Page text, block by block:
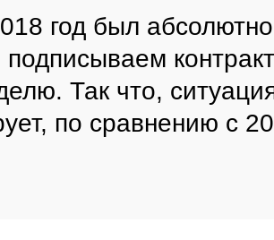
год был
Так что,
по сравнению с